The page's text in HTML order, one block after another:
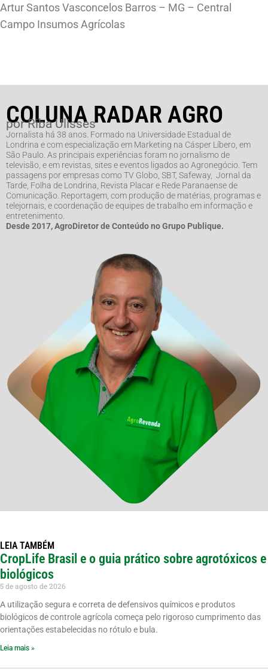
Artur Santos Vasconcelos Barros – MG – Central
Campo Insumos Agrícolas
COLUNA RADAR AGRO
por Riba Ulisses
Jornalista há 38 anos. Formado na Universidade Estadual de
Londrina e com especialização em Marketing na Cásper Líbero, em
São Paulo. As principais experiências foram no jornalismo de
televisão, e em revistas, sites e eventos ligados ao Agronegócio. Tem
passagens por empresas como TV Globo, SBT, Safeway, Jornal da
Tarde, Folha de Londrina, Revista Placar e Rede Paranaense de
Comunicação. Reportagem, com produção de matérias, programas e
telejornais, e coordenação de equipes de trabalho em informação e
entretenimento.
Desde 2017, AgroDiretor de Conteúdo no Grupo Publique.
LEIA TAMBÉM
CropLife Brasil e o guia prático sobre agrotóxicos e
biológicos
5 de agosto de 2026
A utilização segura e correta de defensivos químicos e produtos
biológicos de controle agrícola começa pelo rigoroso cumprimento das
orientações estabelecidas no rótulo e bula.
Leia mais »